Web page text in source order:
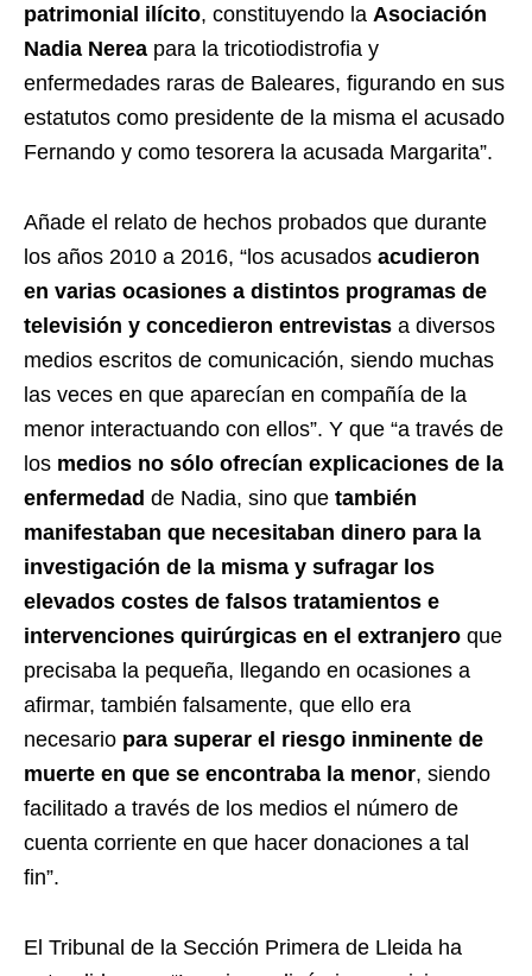
patrimonial ilícito, constituyendo la Asociación
Nadia Nerea para la tricotiodistrofia y
enfermedades raras de Baleares, figurando en sus
estatutos como presidente de la misma el acusado
Fernando y como tesorera la acusada Margarita”.
Añade el relato de hechos probados que durante
los años 2010 a 2016, “los acusados acudieron
en varias ocasiones a distintos programas de
televisión y concedieron entrevistas a diversos
medios escritos de comunicación, siendo muchas
las veces en que aparecían en compañía de la
menor interactuando con ellos”. Y que “a través de
los medios no sólo ofrecían explicaciones de la
enfermedad de Nadia, sino que también
manifestaban que necesitaban dinero para la
investigación de la misma y sufragar los
elevados costes de falsos tratamientos e
intervenciones quirúrgicas en el extranjero que
precisaba la pequeña, llegando en ocasiones a
afirmar, también falsamente, que ello era
necesario para superar el riesgo inminente de
muerte en que se encontraba la menor, siendo
facilitado a través de los medios el número de
cuenta corriente en que hacer donaciones a tal
fin”.
El Tribunal de la Sección Primera de Lleida ha